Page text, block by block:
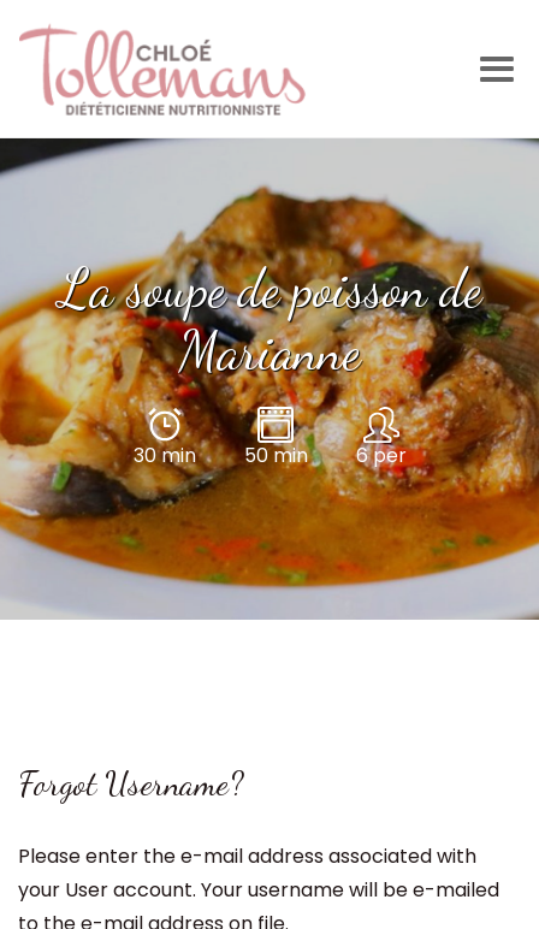
La soupe de poisson de
Marianne
30 min 50 min 6 per
Forgot Username?
Please enter the e-mail address associated with
your User account. Your username will be e-mailed